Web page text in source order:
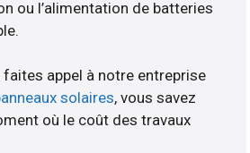
ou l’alimentation de batteries
appel à notre entreprise
solaires, vous savez
où le coût des travaux